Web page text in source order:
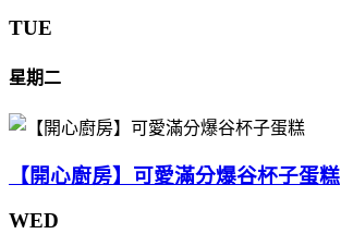
TUE
星期二
【開心廚房】可愛滿分爆谷杯子蛋糕
WED